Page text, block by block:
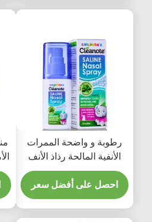
رطوبة و واضحة الممرات
الأنفية المالحة رذاذ الأنف
منعشة اللطيفة الصيغة 12
شهرا عمر الاحتفاظ بعد فتح
مثالية لليومية
احصل على أفضل سعر